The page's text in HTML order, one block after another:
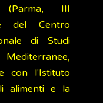
(Parma, III
del Centro
di Studi
con l'Istituto
alimenti e la